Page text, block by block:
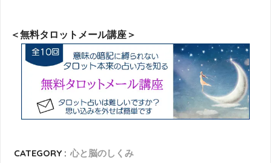
＜無料タロットメール講座＞
CATEGORY : 心と脳のしくみ